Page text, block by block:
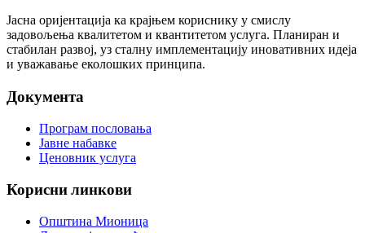
Јасна оријентација ка крајњем кориснику у смислу
задовољења квалитетом и квантитетом услуга. Планиран и
стабилан развој, уз сталну имплементацију иновативних идеја
и уважавање еколошких принципа.
Документа
Програм пословања
Јавне набавке
Ценовник услуга
Корисни линкови
Општина Мионица